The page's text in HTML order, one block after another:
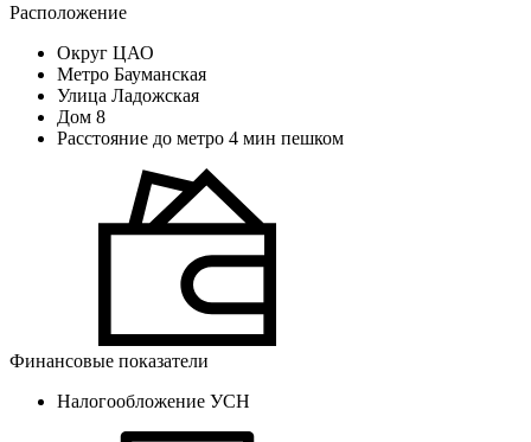
Расположение
Округ ЦАО
Метро Бауманская
Улица Ладожская
Дом 8
Расстояние до метро 4 мин пешком
Финансовые показатели
Налогообложение УСН